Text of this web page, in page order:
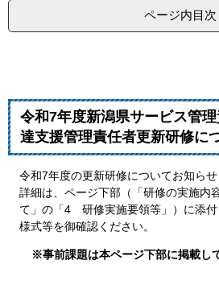
ページ内目次
令和7年度新潟県サービス管
達支援管理責任者更新研修に
令和7年度の更新研修についてお知らせ
詳細は、ページ下部（「研修の実施内
て」の「4 研修実施要領等」）​に添付
様式等を御確認ください。
※事前課題は本ページ下部に掲載して